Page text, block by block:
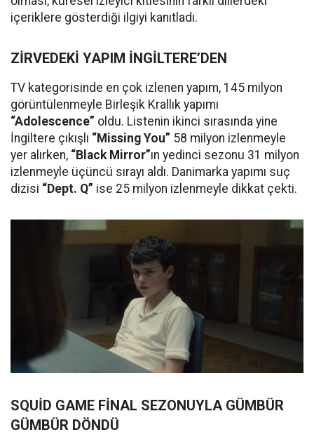
içeriklere gösterdiği ilgiyi kanıtladı.
ZİRVEDEKİ YAPIM İNGİLTERE’DEN
TV kategorisinde en çok izlenen yapım, 145 milyon
görüntülenmeyle Birleşik Krallık yapımı
“Adolescence” oldu. Listenin ikinci sırasında yine
İngiltere çıkışlı “Missing You” 58 milyon izlenmeyle
yer alırken, “Black Mirror”ın yedinci sezonu 31 milyon
izlenmeyle üçüncü sırayı aldı. Danimarka yapımı suç
dizisi “Dept. Q” ise 25 milyon izlenmeyle dikkat çekti.
SQUİD GAME FİNAL SEZONUYLA GÜMBÜR
GÜMBÜR DÖNDÜ